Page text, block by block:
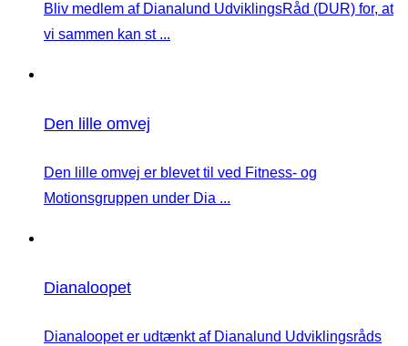
Bliv medlem af Dianalund UdviklingsRåd (DUR) for, at
vi sammen kan st ...
Den lille omvej
Den lille omvej er blevet til ved Fitness- og
Motionsgruppen under Dia ...
Dianaloopet
Dianaloopet er udtænkt af Dianalund Udviklingsråds